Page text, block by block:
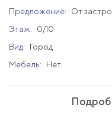
Предложение:
От
Этаж:
0/10
Вид:
Город
Мебель:
Нет